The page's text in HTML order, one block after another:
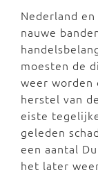
Nederland
nauwe
moesten de
weer worden
herstel van
eiste
geleden
een aantal
het later